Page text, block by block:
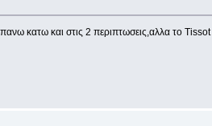
κατω και στις 2 περιπτωσεις,αλλα το